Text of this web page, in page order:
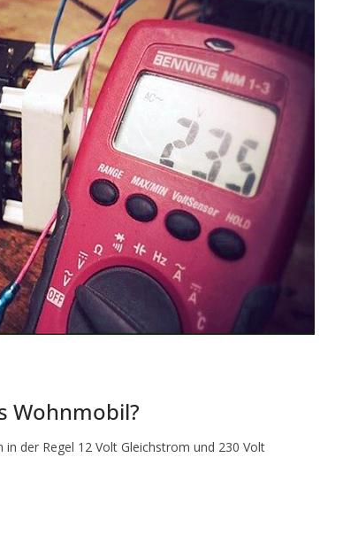
Wohnmobil?
der Regel 12 Volt Gleichstrom und 230 Volt